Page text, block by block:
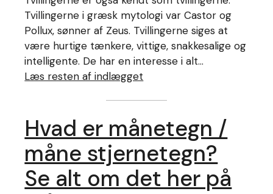
Tvillingerne i græsk mytologi var Castor og
Pollux, sønner af Zeus. Tvillingerne siges at
være hurtige tænkere, vittige, snakkesalige og
intelligente. De har en interesse i alt…
Læs resten af indlægget
Hvad er månetegn /
måne stjernetegn?
Se alt om det her på